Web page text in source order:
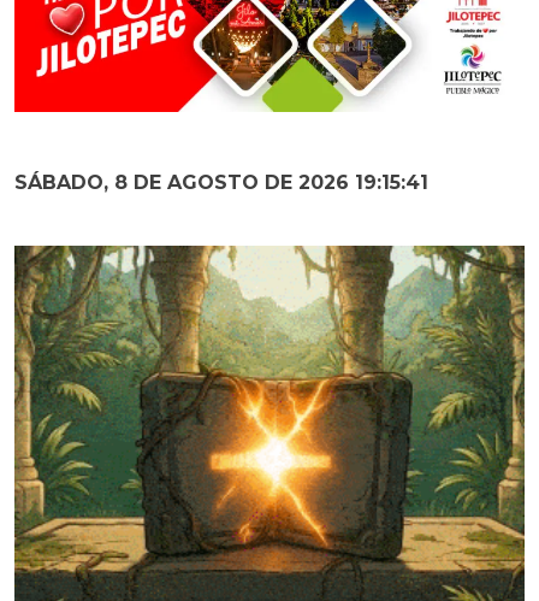
SÁBADO, 8 DE AGOSTO DE 2026 19:15:42